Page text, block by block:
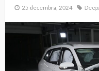
25 decembra, 2024